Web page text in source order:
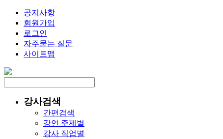
공지사항
회원가입
로그인
자주묻는 질문
사이트맵
강사검색
간편검색
강연 주제별
강사 직업별